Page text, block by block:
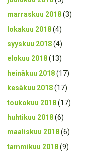
marraskuu 2018(3)
lokakuu 2018(4)
syyskuu 2018(4)
elokuu 2018(13)
heinäkuu 2018(17)
kesäkuu 2018(17)
toukokuu 2018(17)
huhtikuu 2018(6)
maaliskuu 2018(6)
tammikuu 2018(9)